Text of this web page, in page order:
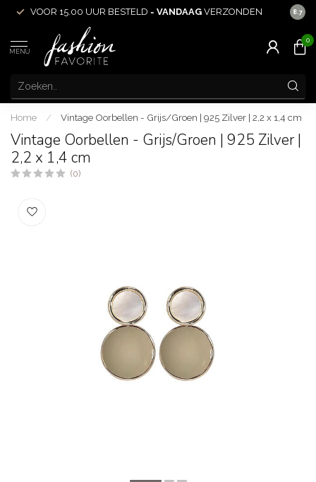
VOOR 15.00 UUR BESTELD = VANDAAG VERZONDEN 8.7
MENU
0
Home / Vintage Oorbellen - Grijs/Groen | 925 Zilver | 2,2 x 1,4 cm
Vintage Oorbellen - Grijs/Groen | 925 Zilver |
2,2 x 1,4 cm
(0)